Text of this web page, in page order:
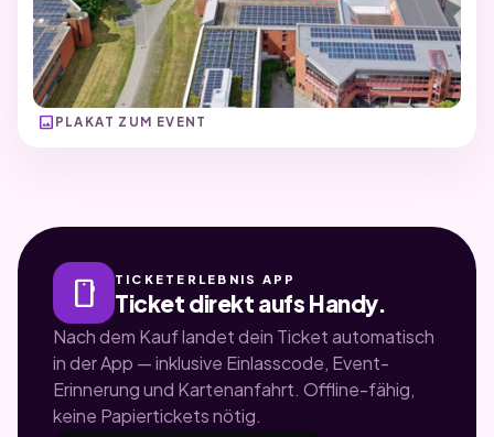
image PLAKAT ZUM EVENT
smartphone TICKETERLEBNIS APP
Ticket direkt aufs Handy.
Nach dem Kauf landet dein Ticket automatisch
in der App — inklusive Einlasscode, Event-
Erinnerung und Kartenanfahrt. Offline-fähig,
keine Papiertickets nötig.